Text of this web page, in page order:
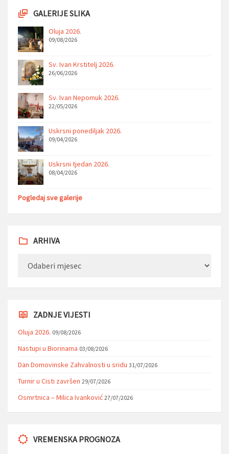
GALERIJE SLIKA
Oluja 2026.
09/08/2026
Sv. Ivan Krstitelj 2026.
26/06/2026
Sv. Ivan Nepomuk 2026.
22/05/2026
Uskrsni ponediljak 2026.
09/04/2026
Uskrsni tjedan 2026.
08/04/2026
Pogledaj sve galerije
ARHIVA
ZADNJE VIJESTI
Oluja 2026. 09/08/2026
Nastupi u Biorinama 03/08/2026
Dan Domovinske Zahvalnosti u sridu 31/07/2026
Turnir u Cisti završen 29/07/2026
Osmrtnica – Milica Ivanković 27/07/2026
VREMENSKA PROGNOZA